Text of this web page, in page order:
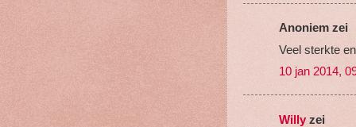
Anoniem zei
Veel sterkte
10 jan 2014,
Willyzei